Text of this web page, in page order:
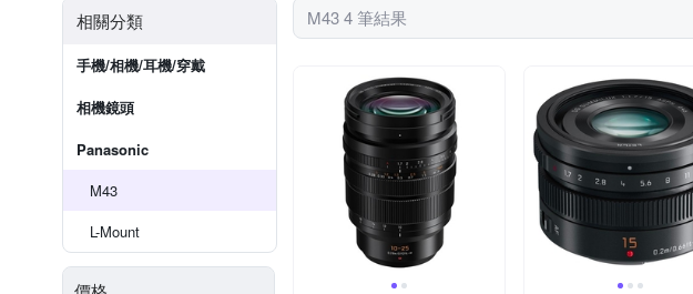
相關分類
手機/相機/耳機/穿戴
相機鏡頭
Panasonic
M43
L-Mount
M43 4 筆結果